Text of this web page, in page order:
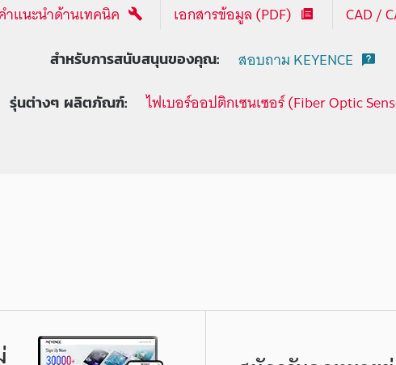
ำแนะนำด้านเทคนิค เอกสารข้อมูล (PDF) CAD /
สำหรับการสนับสนุนของคุณ: สอบถาม KEYENCE
รุ่นต่างๆ ผลิตภัณฑ์: ไฟเบอร์ออปติกเซนเซอร์ (Fiber Optic